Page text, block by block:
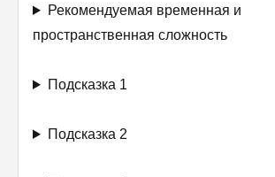
Рекомендуемая временная и
пространственная сложность
Подсказка 1
Подсказка 2